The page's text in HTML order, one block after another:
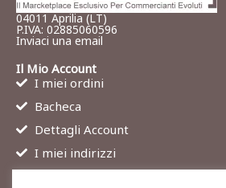
04011 Aprilia (LT)
P.IVA: 02885060596
Inviaci una email
Il Mio Account
I miei ordini
Bacheca
Dettagli Account
I miei indirizzi